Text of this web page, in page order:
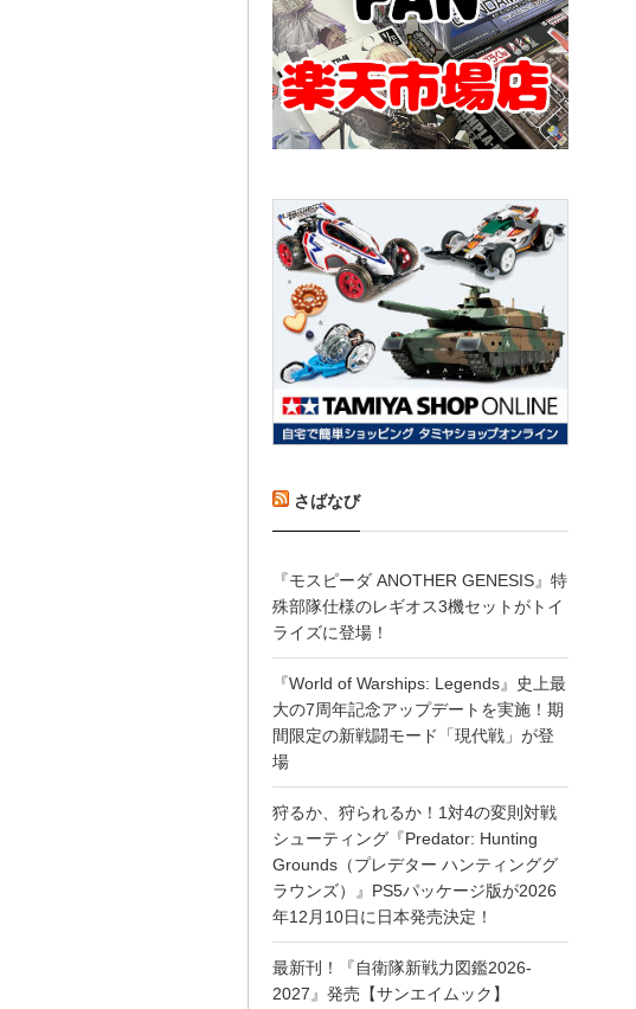
さばなび
『モスピーダ ANOTHER GENESIS』特
殊部隊仕様のレギオス3機セットがトイ
ライズに登場！
『World of Warships: Legends』史上最
大の7周年記念アップデートを実施！期
間限定の新戦闘モード「現代戦」が登
場
狩るか、狩られるか！1対4の変則対戦
シューティング『Predator: Hunting
Grounds（プレデター ハンティンググ
ラウンズ）』PS5パッケージ版が2026
年12月10日に日本発売決定！
最新刊！『自衛隊新戦力図鑑2026-
2027』発売【サンエイムック】